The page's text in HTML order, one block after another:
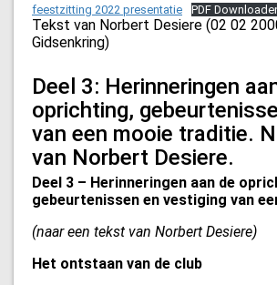
feestzitting 2022 presentatie PDF
Tekst van Norbert Desiere (02 02
Gidsenkring)
Deel 3: Herinneringen
oprichting,
van een mooie traditie.
van Norbert Desiere.
Deel 3 – Herinneringen aan de
gebeurtenissen en vestiging van
(naar een tekst van Norbert Desiere)
Het ontstaan van de club